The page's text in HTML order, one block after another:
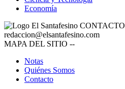
Economía
CONTACTO
redaccion@elsantafesino.com
MAPA DEL SITIO --
Notas
Quiénes Somos
Contacto